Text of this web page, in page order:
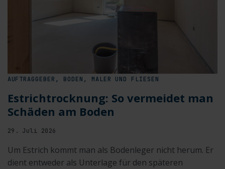
AUFTRAGGEBER, BODEN, MALER UND FLIESEN
Estrichtrocknung: So vermeidet man
Schäden am Boden
29. Juli 2026
Um Estrich kommt man als Bodenleger nicht herum. Er
dient entweder als Unterlage für den späteren